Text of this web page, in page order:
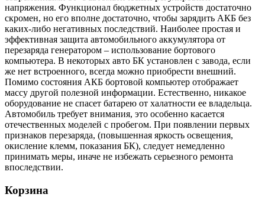
напряжения. Функционал бюджетных устройств достаточно
скромен, но его вполне достаточно, чтобы зарядить АКБ без
каких-либо негативных последствий. Наиболее простая и
эффективная защита автомобильного аккумулятора от
перезаряда генератором – использование бортового
компьютера. В некоторых авто БК установлен с завода, если
же нет встроенного, всегда можно приобрести внешний.
Помимо состояния АКБ бортовой компьютер отображает
массу другой полезной информации. Естественно, никакое
оборудование не спасет батарею от халатности ее владельца.
Автомобиль требует внимания, это особенно касается
отечественных моделей с пробегом. При появлении первых
признаков перезаряда, (повышенная яркость освещения,
окисление клемм, показания БК), следует немедленно
принимать меры, иначе не избежать серьезного ремонта
впоследствии.
Корзина